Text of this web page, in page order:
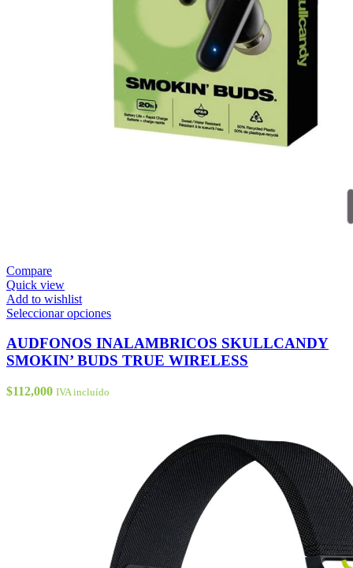
Compare
Quick view
Add to wishlist
Seleccionar opcionesEste
tiene
múltiples
variantes.
página
producto
AUDFONOS INALAMBRICOS SKULLCANDY
SMOKIN’ BUDS TRUE WIRELESS
$112,000 IVA incluído